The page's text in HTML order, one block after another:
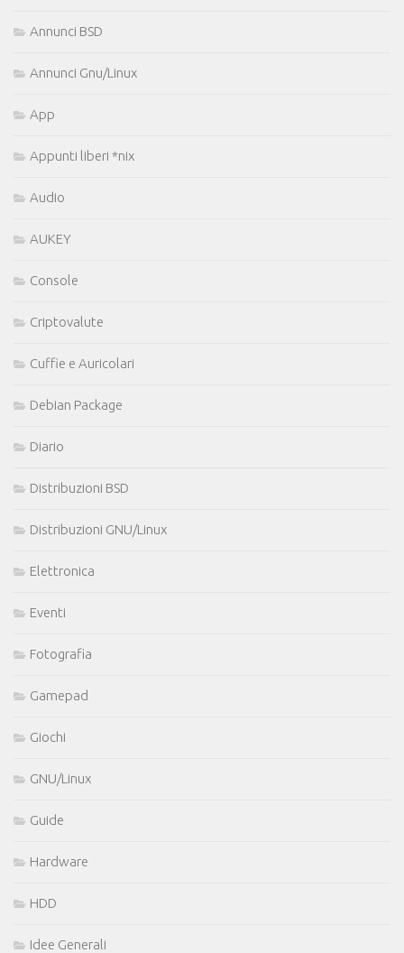
Annunci BSD
Annunci Gnu/Linux
App
Appunti liberi *nix
Audio
AUKEY
Console
Criptovalute
Cuffie e Auricolari
Debian Package
Diario
Distribuzioni BSD
Distribuzioni GNU/Linux
Elettronica
Eventi
Fotografia
Gamepad
Giochi
GNU/Linux
Guide
Hardware
HDD
Idee Generali